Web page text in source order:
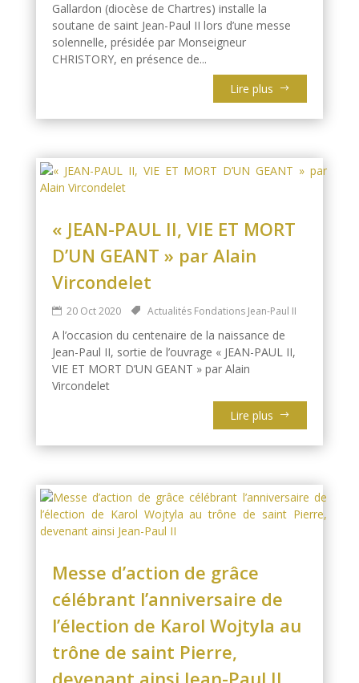
Gallardon (diocèse de Chartres) installe la
soutane de saint Jean-Paul II lors d’une messe
solennelle, présidée par Monseigneur
CHRISTORY, en présence de...
Lire plus
« JEAN-PAUL II, VIE ET MORT
D’UN GEANT » par Alain
Vircondelet
20 Oct 2020 Actualités Fondations Jean-Paul II
A l’occasion du centenaire de la naissance de
Jean-Paul II, sortie de l’ouvrage « JEAN-PAUL II,
VIE ET MORT D’UN GEANT » par Alain
Vircondelet
Lire plus
Messe d’action de grâce
célébrant l’anniversaire de
l’élection de Karol Wojtyla au
trône de saint Pierre,
devenant ainsi Jean-Paul II